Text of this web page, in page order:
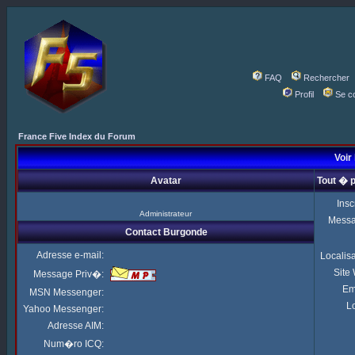
FAQ
Rechercher
Profil
Se
France Five Index du Forum
Voir
Avatar Tout �
Administrateur
Site
Contact Burgonde
Adresse e-mail:
Message Priv�:
MSN Messenger:
Yahoo Messenger:
Adresse AIM:
Num�ro ICQ: